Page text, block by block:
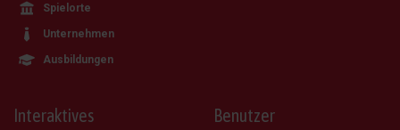
Spielorte
Unternehmen
Ausbildungen
Interaktives Benutzer